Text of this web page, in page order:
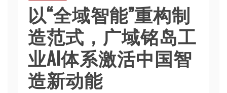
以“全域智能”重构制
造范式，广域铭岛工
业AI体系激活中国智
造新动能